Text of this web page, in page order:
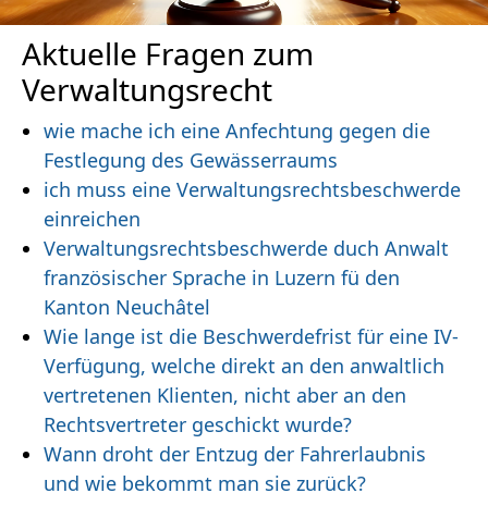
Aktuelle Fragen zum
Verwaltungsrecht
wie mache ich eine Anfechtung gegen die
Festlegung des Gewässerraums
ich muss eine Verwaltungsrechtsbeschwerde
einreichen
Verwaltungsrechtsbeschwerde duch Anwalt
französischer Sprache in Luzern fü den
Kanton Neuchâtel
Wie lange ist die Beschwerdefrist für eine IV-
Verfügung, welche direkt an den anwaltlich
vertretenen Klienten, nicht aber an den
Rechtsvertreter geschickt wurde?
Wann droht der Entzug der Fahrerlaubnis
und wie bekommt man sie zurück?